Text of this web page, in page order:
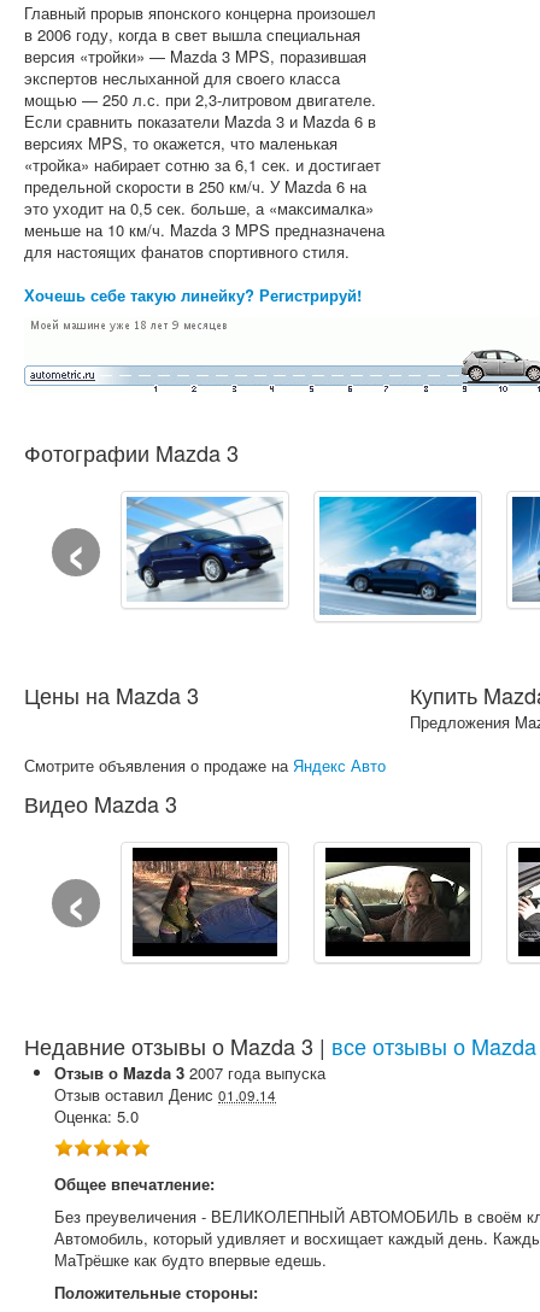
Главный прорыв японского концерна произошел
в 2006 году, когда в свет вышла специальная
версия «тройки» — Mazda 3 MPS, поразившая
экспертов неслыханной для своего класса
мощью — 250 л.с. при 2,3-литровом двигателе.
Если сравнить показатели Mazda 3 и Mazda 6 в
версиях MPS, то окажется, что маленькая
«тройка» набирает сотню за 6,1 сек. и достигает
предельной скорости в 250 км/ч. У Mazda 6 на
это уходит на 0,5 сек. больше, а «максималка»
меньше на 10 км/ч. Mazda 3 MPS предназначена
для настоящих фанатов спортивного стиля.
Хочешь себе такую линейку? Регистрируй!
Фотографии Mazda 3
‹
Цены на Mazda 3
Смотрите объявления о продаже наЯндекс Авто
Купить
Предложения
Видео Mazda 3
‹
Недавние отзывы о Mazda 3 | все отзывы о
Отзыв о Mazda 3 2007 года выпуска
Отзыв оставил Денис 01.09.14
Оценка: 5.0
Общее впечатление:
Без преувеличения - ВЕЛИКОЛЕПНЫЙ АВТОМОБИЛЬ в своём
Автомобиль, который удивляет и восхищает каждый день.
МаТрёшке как будто впервые едешь.
Положительные стороны: